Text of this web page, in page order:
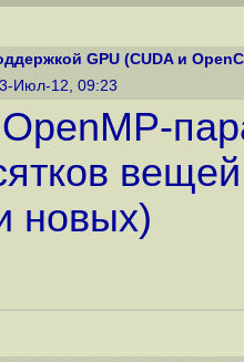
GPU (CUDA и
Июл-12, 09:23
новых)